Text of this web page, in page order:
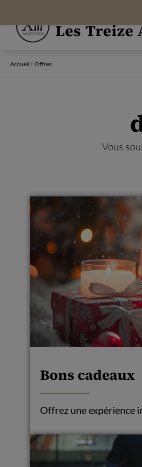
Les Treize
Accueil Offres
Vous
Bons cadeaux
Offrez une expérience